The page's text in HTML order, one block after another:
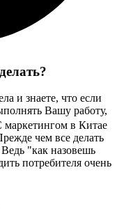
и знаете, что если
Вашу работу,
маркетингом в Китае
чем все делать
"как назовешь
потребителя очень